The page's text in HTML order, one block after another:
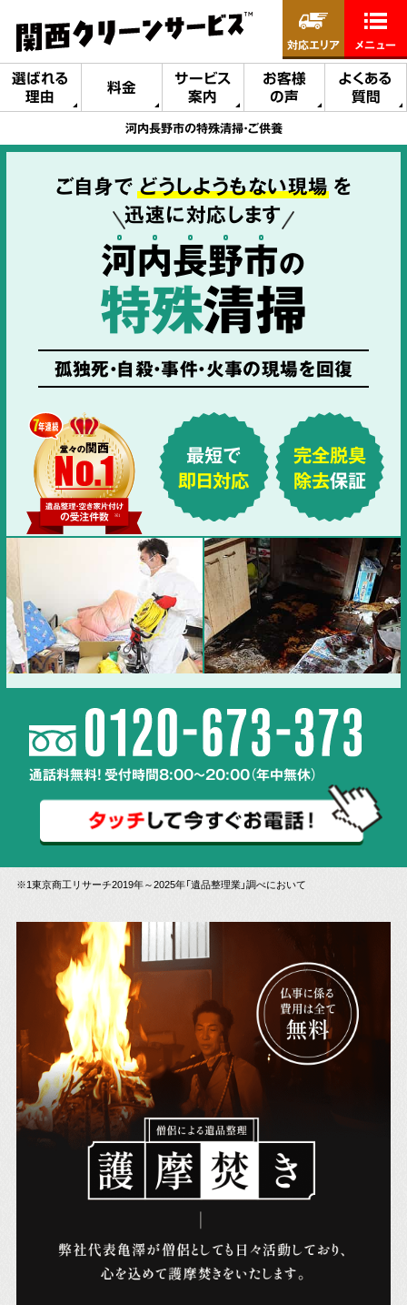
選ばれる
理由
料金
サービス
案内
お客様
の声
よくある
質問
対応エリア メニュー
河内長野市の特殊清掃・ご供養
ご自身で どうしようもない現場 を
迅速に対応します
河内長野市の
特殊清掃
孤独死・自殺・事件・火事の現場を回復
最短で
即日対応
完全脱臭
除去保証
通話料無料! 受付時間8:00～20:00（年中無休）
※1東京商工リサーチ2019年～2025年「遺品整理業」調べにおいて